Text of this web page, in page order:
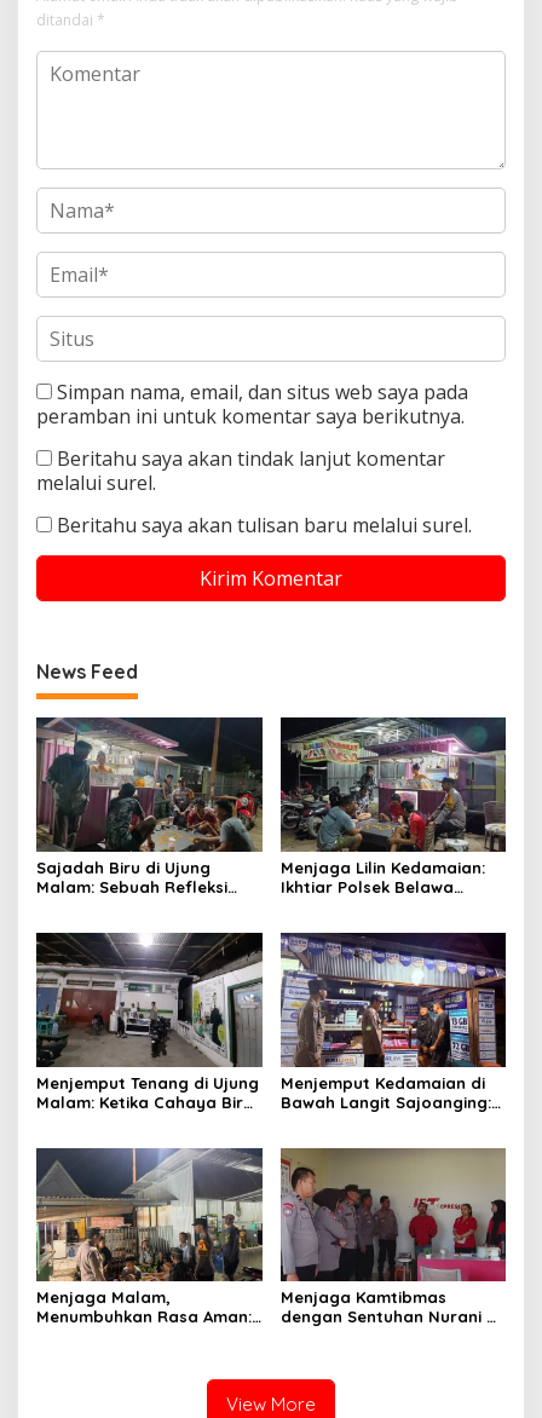
ditandai *
Simpan nama, email, dan situs web saya pada
peramban ini untuk komentar saya berikutnya.
Beritahu saya akan tindak lanjut komentar
melalui surel.
Beritahu saya akan tulisan baru melalui surel.
News Feed
Sajadah Biru di Ujung
Malam: Sebuah Refleksi
Menjaga Lilin Kedamaian:
Ikhtiar Polsek Belawa
Menjemput Tenang di Ujung
Malam: Ketika Cahaya Biru
Sabbangparu
Menjemput Kedamaian di
Bawah Langit Sajoanging:
Menjaga
Menjaga Malam,
Menumbuhkan Rasa Aman:
Menjaga Kamtibmas
dengan Sentuhan Nurani di
View More